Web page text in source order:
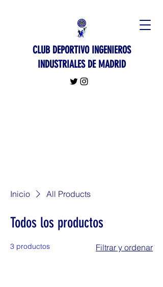
CLUB DEPORTIVO INGENIEROS
INDUSTRIALES DE MADRID
Inicio All Products
Todos los productos
3 productos Filtrar y ordenar